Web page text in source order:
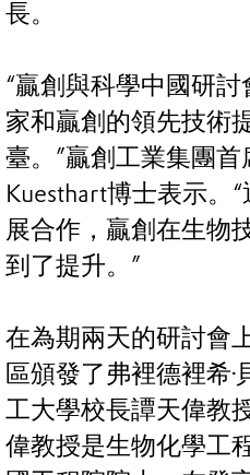
長。
“贏創與科學中國研
家和贏創的領先技術
臺。”贏創工業集團
Kuesthart博士表示。
展合作，贏創在生物
到了提升。”
在為期兩天的研討會
區頒發了弗裡德裡希
工大學校長譚天偉教
偉教授是生物化學工